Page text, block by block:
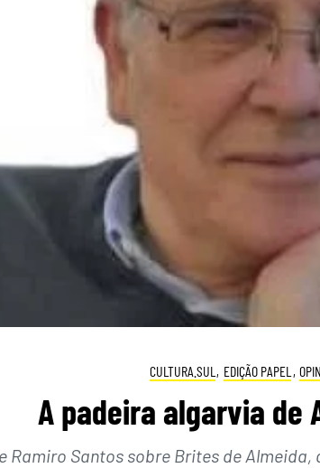
CULTURA.SUL , EDIÇÃO PAPEL ,
A padeira algarvia de
Ramiro Santos sobre Brites de